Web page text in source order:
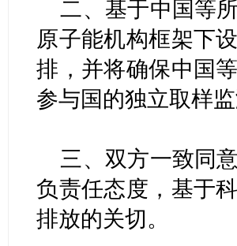
二、基于中国等
原子能机构框架下
排，并将确保中国
参与国的独立取样
三、双方一致同
负责任态度，基于
排放的关切。